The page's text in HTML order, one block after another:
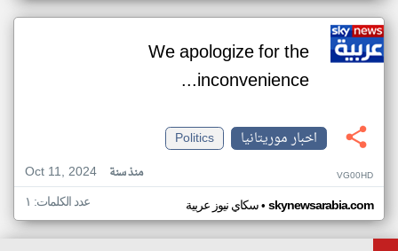
We apologize for the
inconvenience...
اخبار موريتانيا
Politics
Oct 11, 2024
منذ سنة VG00HD
سكاي نيوز عربية• skynewsarabia.com عدد الكلمات: ١